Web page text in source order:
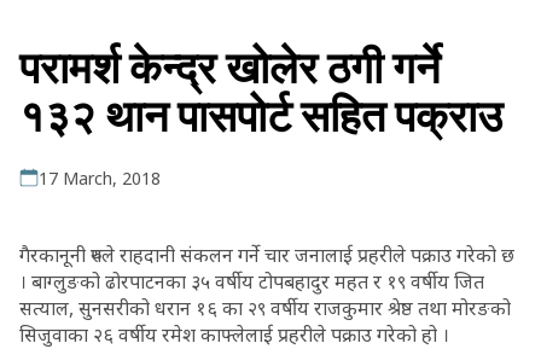
परामर्श केन्द्र खोलेर ठगी गर्ने
१३२ थान पासपोर्ट सहित पक्राउ
17 March, 2018
गैरकानूनी रुपले राहदानी संकलन गर्ने चार जनालाई प्रहरीले पक्राउ गरेको छ
। बाग्लुङको ढोरपाटनका ३५ वर्षीय टोपबहादुर महत र १९ वर्षीय जित
सत्याल, सुनसरीको धरान १६ का २९ वर्षीय राजकुमार श्रेष्ठ तथा मोरङको
सिजुवाका २६ वर्षीय रमेश काफ्लेलाई प्रहरीले पक्राउ गरेको हो ।